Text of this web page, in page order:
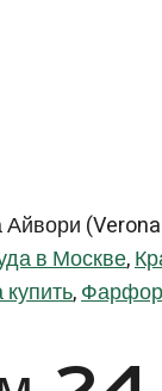
в Москве,
,